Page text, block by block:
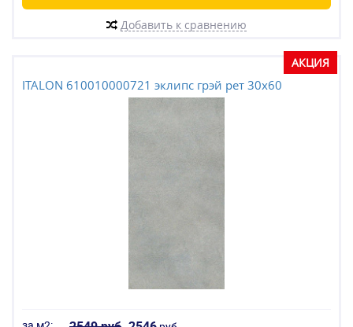
Добавить к сравнению
АКЦИЯ
ITALON 610010000721 эклипс грэй рет 30x60